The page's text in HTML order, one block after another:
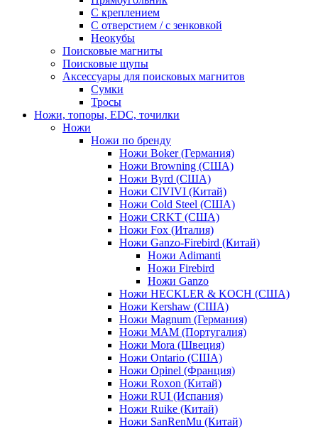
С креплением
С отверстием / с зенковкой
Неокубы
Поисковые магниты
Поисковые щупы
Аксессуары для поисковых магнитов
Сумки
Тросы
Ножи, топоры, EDC, точилки
Ножи
Ножи по бренду
Ножи Boker (Германия)
Ножи Browning (США)
Ножи Byrd (США)
Ножи CIVIVI (Китай)
Ножи Cold Steel (США)
Ножи CRKT (США)
Ножи Fox (Италия)
Ножи Ganzo-Firebird (Китай)
Ножи Adimanti
Ножи Firebird
Ножи Ganzo
Ножи HECKLER & KOCH (США)
Ножи Kershaw (США)
Ножи Magnum (Германия)
Ножи MAM (Португалия)
Ножи Mora (Швеция)
Ножи Ontario (США)
Ножи Opinel (Франция)
Ножи Roxon (Китай)
Ножи RUI (Испания)
Ножи Ruike (Китай)
Ножи SanRenMu (Китай)